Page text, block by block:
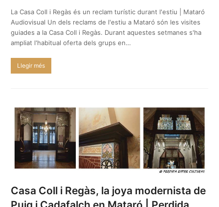
La Casa Coll i Regàs és un reclam turístic durant l'estiu | Mataró
Audiovisual Un dels reclams de l'estiu a Mataró són les visites
guiades a la Casa Coll i Regàs. Durant aquestes setmanes s'ha
ampliat l'habitual oferta dels grups en…
Llegir més
Casa Coll i Regàs, la joya modernista de